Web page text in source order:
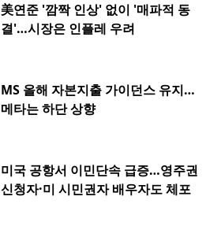
美연준 '깜짝 인상' 없이 '매파적 동
결'…시장은 인플레 우려
MS 올해 자본지출 가이던스 유지…
메타는 하단 상향
미국 공항서 이민단속 급증…영주권
신청자·미 시민권자 배우자도 체포